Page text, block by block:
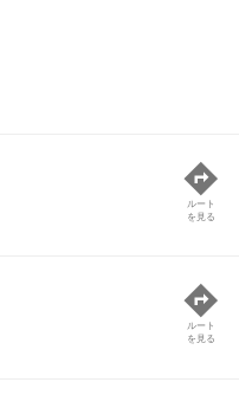
ルート
を見る
ルート
を見る